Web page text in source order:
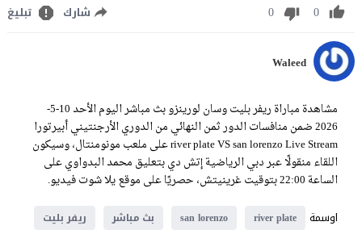
0
0 شارك تبليغ
Waleed
مشاهدة مباراة ريفر بليت وسان لورينزو بث مباشر اليوم الأحد 10-5-
2026 ضمن منافسات الدور ثمن النهائي من الدوري الأرجنتيني أبيرتورا
river plate VS san lorenzo Live Stream على ملعب مونومنتال، وسيكون
اللقاء منقولًا عبر دبي الرياضية إتش دي بتعليق محمد البدواوي على
الساعة 22:00 بتوقيت غرينيتش، حصريًا على موقع يلا شوت فيديو.
اوسمة
river plate
san lorenzo بث مباشر
ريفر بليت